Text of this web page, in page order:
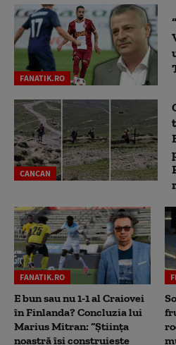
FANATIK.RO
CANCAN
FANATIK.RO
E bun sau nu 1-1 al Craiovei
în Finlanda? Concluzia lui
Marius Mitran: “Știința
noastră își construiește